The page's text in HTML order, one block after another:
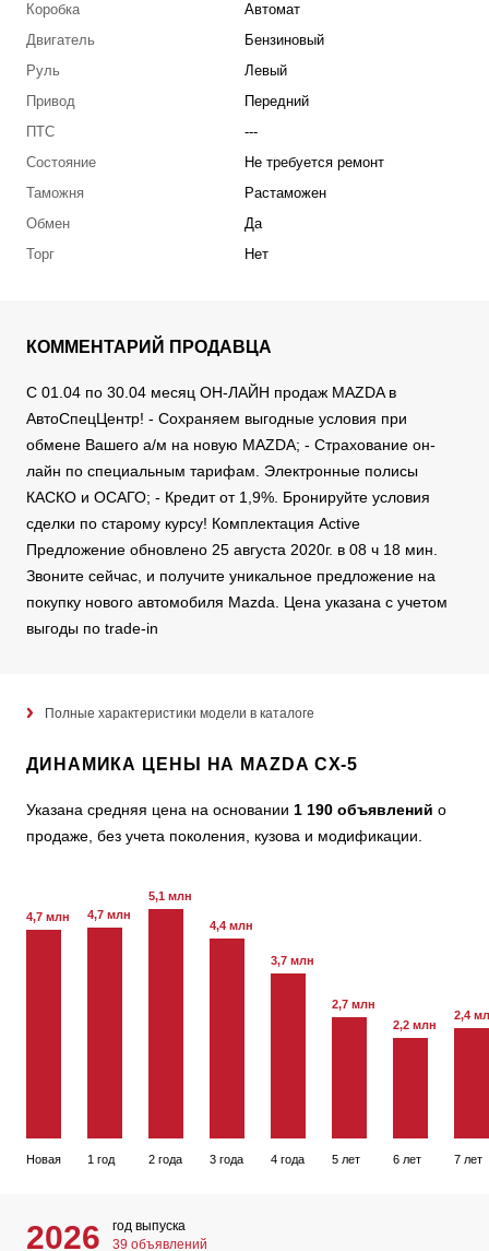
Коробка
Автомат
Двигатель
Бензиновый
Руль
Левый
Привод
Передний
ПТС
---
Состояние
Не требуется ремонт
Таможня
Растаможен
Обмен
Да
Торг
Нет
КОММЕНТАРИЙ ПРОДАВЦА
С 01.04 по 30.04 месяц ОН-ЛАЙН продаж MAZDA в
АвтоСпецЦентр! - Сохраняем выгодные условия при
обмене Вашего а/м на новую MAZDA; - Страхование он-
лайн по специальным тарифам. Электронные полисы
КАСКО и ОСАГО; - Кредит от 1,9%. Бронируйте условия
сделки по старому курсу! Комплектация Active
Предложение обновлено 25 августа 2020г. в 08 ч 18 мин.
Звоните сейчас, и получите уникальное предложение на
покупку нового автомобиля Mazda. Цена указана с учетом
выгоды по trade-in
Полные характеристики модели в каталоге
ДИНАМИКА ЦЕНЫ НА MAZDA CX-5
Указана средняя цена на основании 1 190 объявлений о
продаже, без учета поколения, кузова и модификации.
4,7 млн
Новая
4,7 млн
1 год
5,1 млн
2 года
4,4 млн
3 года
3,7 млн
4 года
2,7 млн
5 лет
2,2 млн
6 лет
2,4
7 лет
2026
год выпуска
39 объявлений